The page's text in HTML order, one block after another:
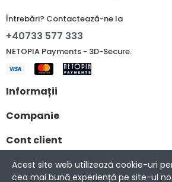
Întrebări? Contactează-ne la
+40733 577 333
NETOPIA Payments - 3D-Secure.
Informații
Companie
Cont client
Acest site web utilizează cookie-uri
cea mai bună experiență pe site-ul